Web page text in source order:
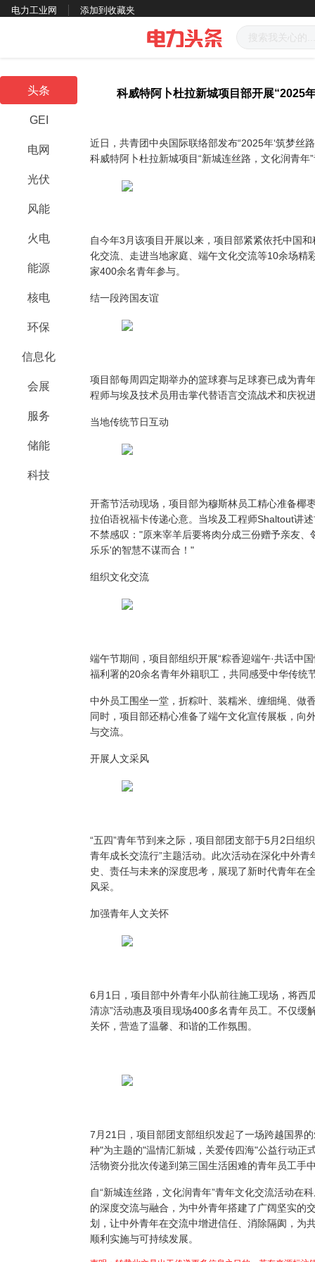
电力工业网 添加到收藏夹
头条
GEI
电网
光伏
风能
火电
能源
核电
环保
信息化
会展
服务
储能
科技
科威特阿卜杜拉新城项目部开展“2025
近日，共青团中央国际联络部发布“2025年‘筑梦丝
科威特阿卜杜拉新城项目“新城连丝路，文化润青年
自今年3月该项目开展以来，项目部紧紧依托中国
化交流、走进当地家庭、端午文化交流等10余场精
家400余名青年参与。
结一段跨国友谊
项目部每周四定期举办的篮球赛与足球赛已成为青
程师与埃及技术员用击掌代替语言交流战术和庆祝
当地传统节日互动
开斋节活动现场，项目部为穆斯林员工精心准备椰
拉伯语祝福卡传递心意。当埃及工程师Shaltout讲
不禁感叹："原来宰羊后要将肉分成三份赠予亲友
乐乐'的智慧不谋而合！"
组织文化交流
端午节期间，项目部组织开展“粽香迎端午·共话中
福利署的20余名青年外籍职工，共同感受中华传统
中外员工围坐一堂，折粽叶、装糯米、缠细绳、做
同时，项目部还精心准备了端午文化宣传展板，向
与交流。
开展人文采风
“五四”青年节到来之际，项目部团支部于5月2日
青年成长交流行”主题活动。此次活动在深化中外
史、责任与未来的深度思考，展现了新时代青年在
风采。
加强青年人文关怀
6月1日，项目部中外青年小队前往施工现场，将西
清凉”活动惠及项目现场400多名青年员工。不仅缓
关怀，营造了温馨、和谐的工作氛围。
7月21日，项目部团支部组织发起了一场跨越国界
种"为主题的"温情汇新城，关爱传四海"公益行动正
活物资分批次传递到第三国生活困难的青年员工手
自“新城连丝路，文化润青年”青年文化交流活动在
的深度交流与融合，为中外青年搭建了广阔坚实的
划，让中外青年在交流中增进信任、消除隔阂，为
顺利实施与可持续发展。